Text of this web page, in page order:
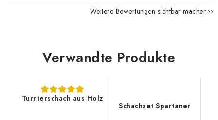
Weitere Bewertungen sichtbar machen
Verwandte Produkte
Turnierschach aus Holz
Schachset Spartaner